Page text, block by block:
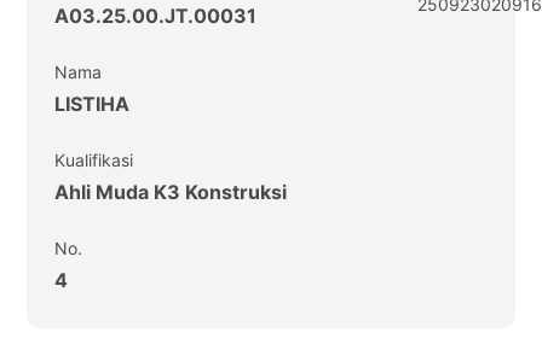
A03.25.00.JT.00031
Nama
LISTIHA
Kualifikasi
Ahli Muda K3 Konstruksi
No.
4